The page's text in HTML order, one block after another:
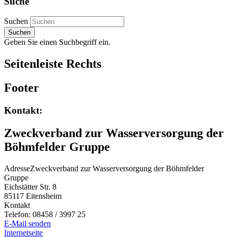
Suchen
Suchen
Geben Sie einen Suchbegriff ein.
Seitenleiste Rechts
Footer
Kontakt:
Zweckverband zur Wasserversorgung der
Böhmfelder Gruppe
AdresseZweckverband zur Wasserversorgung der Böhmfelder
Gruppe
Eichstätter Str. 8
85117 Eitensheim
Kontakt
Telefon: 08458 / 3997 25
E-Mail senden
Internetseite